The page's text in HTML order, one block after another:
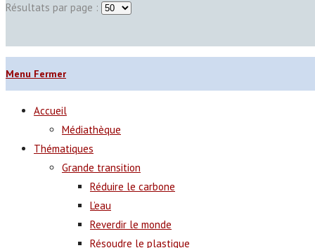
Résultats par page :
Menu Fermer
Accueil
Médiathèque
Thématiques
Grande transition
Réduire le carbone
L’eau
Reverdir le monde
Résoudre le plastique